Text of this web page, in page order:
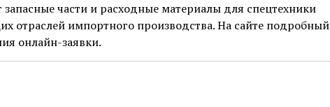
части и расходные материалы для спецтехники
отраслей импортного производства. На сайте подробный
онлайн-заявки.